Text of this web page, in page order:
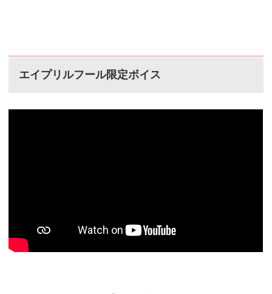
エイプリルフール限定ボイス